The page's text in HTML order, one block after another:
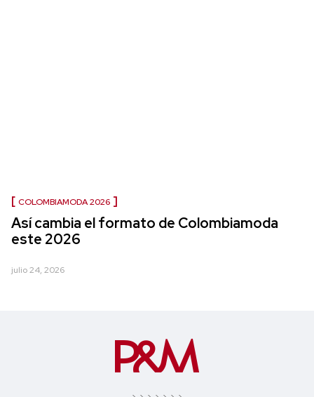
COLOMBIAMODA 2026
Así cambia el formato de Colombiamoda
este 2026
julio 24, 2026